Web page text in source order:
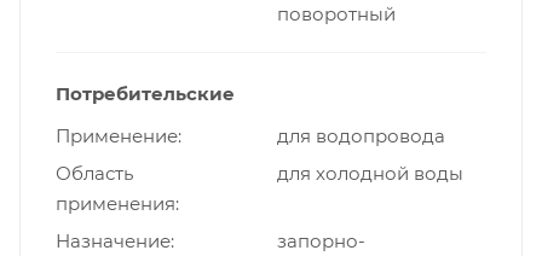
поворотный
Потребительские
Применение
для водопровода
Область
применения
для холодной воды
Назначение
запорно-